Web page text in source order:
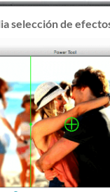
selección de